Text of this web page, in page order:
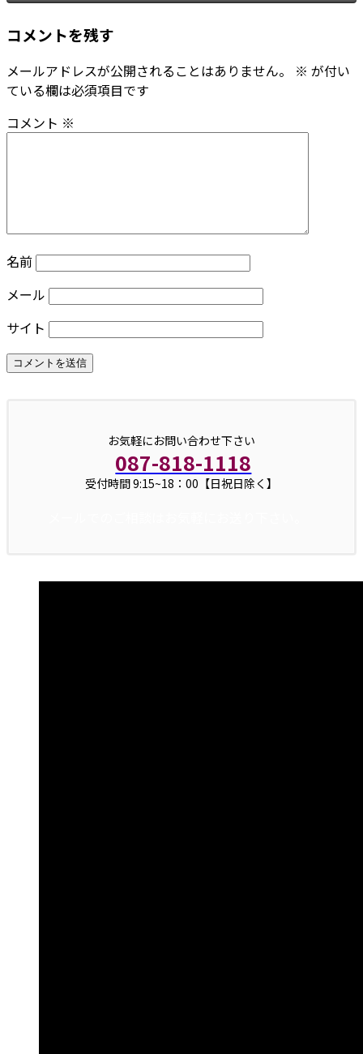
コメントを残す
メールアドレスが公開されることはありません。 ※ が付い
ている欄は必須項目です
コメント ※
名前
メール
サイト
お気軽にお問い合わせ下さい
087-818-1118
受付時間 9:15~18：00【日祝日除く】